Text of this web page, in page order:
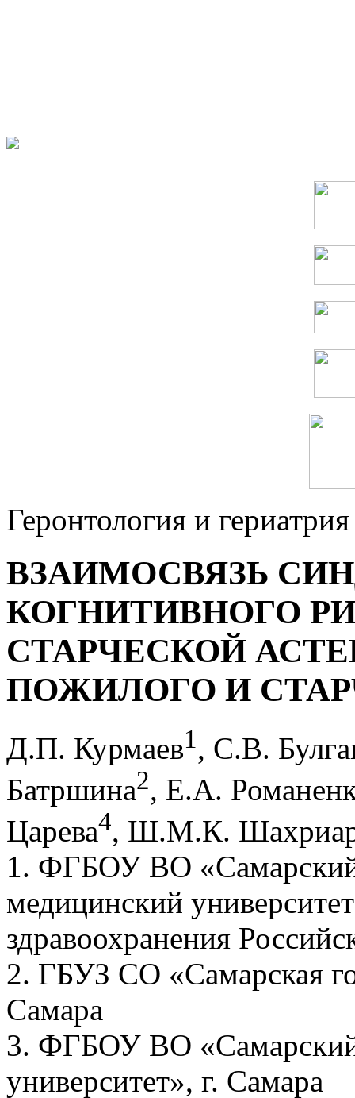
Геронтология и гериатрия
ВЗАИМОСВЯЗЬ
КОГНИТИВНОГО
СТАРЧЕСКОЙ
ПОЖИЛОГО И
Д.П. Курмаев1, С.В.
Батршина2, Е.А.
Царева4, Ш.М.К.
1. ФГБОУ ВО «Самарский
медицинский
здравоохранения
2. ГБУЗ СО «Самарская
Самара
3. ФГБОУ ВО «Самарский
университет», г. Самара